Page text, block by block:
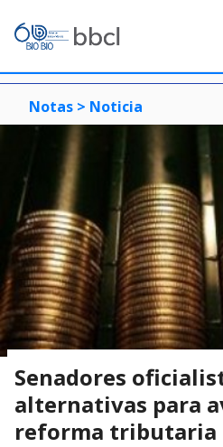
Notas > Noticia
Senadores
alternativas para
reforma tributaria